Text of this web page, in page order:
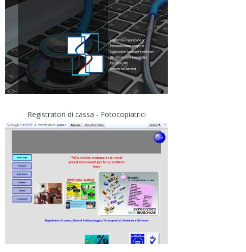
Registratori di cassa - Fotocopiatrici